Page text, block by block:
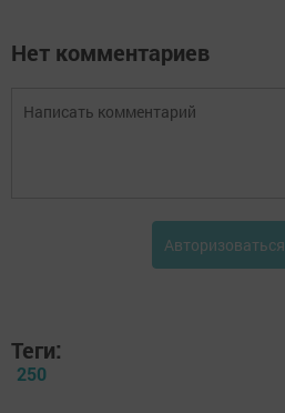
Нет комментариев
Авторизоваться
Теги:
250